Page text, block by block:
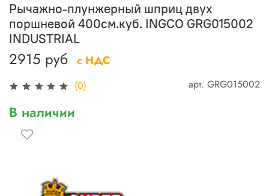
(0) арт. GRG015002
Рычажно-плунжерный шприц двух
поршневой 400см.куб. INGCO GRG015002
INDUSTRIAL
2915 руб с НДС
В наличии